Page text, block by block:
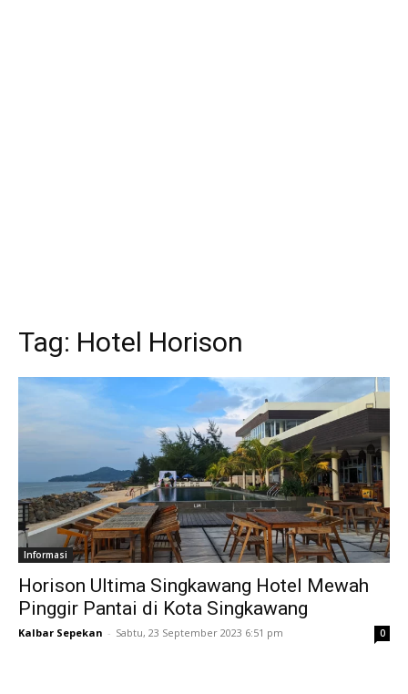
Tag: Hotel Horison
Informasi
Horison Ultima Singkawang Hotel Mewah
Pinggir Pantai di Kota Singkawang
Kalbar Sepekan - Sabtu, 23 September 2023 6:51 pm 0